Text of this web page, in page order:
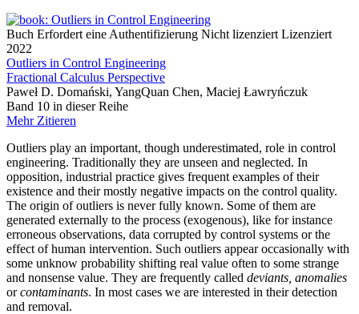
Buch Erfordert eine Authentifizierung Nicht lizenziert Lizenziert
2022
Outliers in Control Engineering
Fractional Calculus Perspective
Paweł D. Domański, YangQuan Chen, Maciej Ławryńczuk
Band 10 in dieser Reihe
Mehr Zitieren
Outliers play an important, though underestimated, role in control
engineering. Traditionally they are unseen and neglected. In
opposition, industrial practice gives frequent examples of their
existence and their mostly negative impacts on the control quality.
The origin of outliers is never fully known. Some of them are
generated externally to the process (exogenous), like for instance
erroneous observations, data corrupted by control systems or the
effect of human intervention. Such outliers appear occasionally with
some unknow probability shifting real value often to some strange
and nonsense value. They are frequently called deviants, anomalies
orcontaminants. In most cases we are interested in their detection
and removal.